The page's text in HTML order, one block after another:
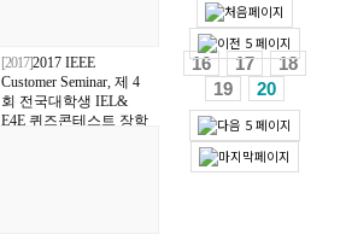
[2017]2017 IEEE
Customer Seminar, 제 4
회 전국대학생 IEL&
E4E 퀴즈콘테스트 장학
16 17
18
19
20